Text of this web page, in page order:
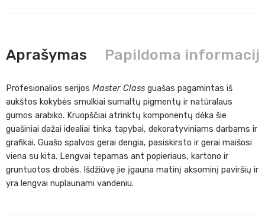
Aprašymas Papildoma
Profesionalios serijos Master Class guašas pagamintas iš
aukštos kokybės smulkiai sumaltų pigmentų ir natūralaus
gumos arabiko. Kruopščiai atrinktų komponentų dėka šie
guašiniai dažai idealiai tinka tapybai, dekoratyviniams darbams ir
grafikai. Guašo spalvos gerai dengia, pasiskirsto ir gerai maišosi
viena su kita. Lengvai tepamas ant popieriaus, kartono ir
gruntuotos drobės. Išdžiūvę jie įgauna matinį aksominį paviršių ir
yra lengvai nuplaunami vandeniu.